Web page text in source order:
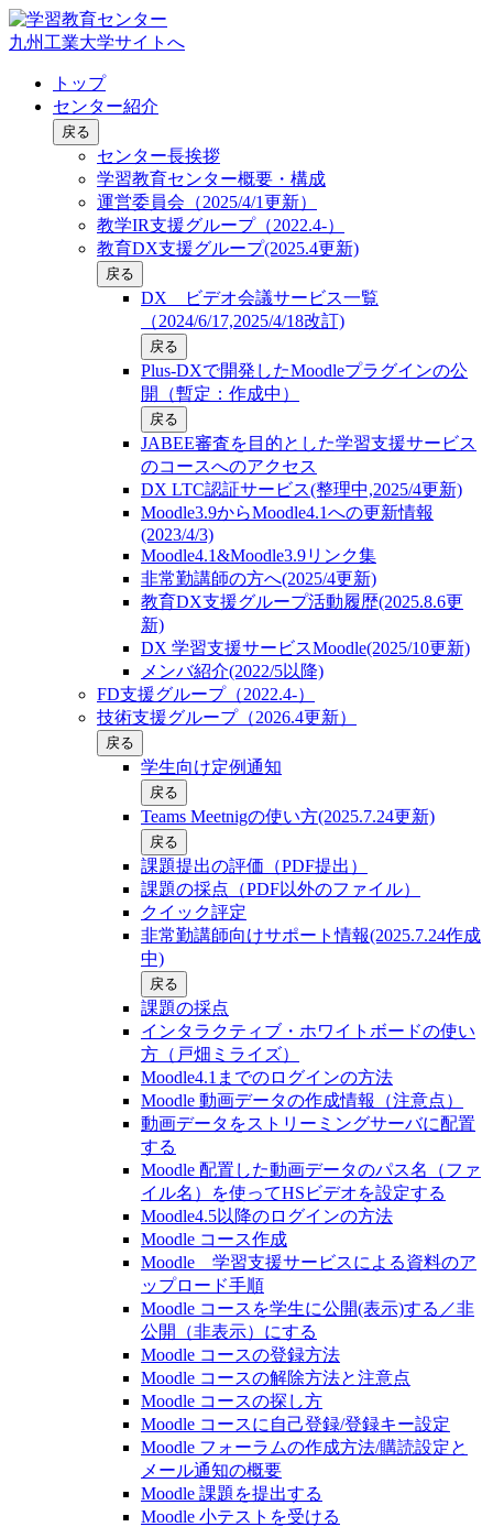
九州工業大学サイトへ
トップ
センター紹介
戻る
センター長挨拶
学習教育センター概要・構成
運営委員会（2025/4/1更新）
教学IR支援グループ（2022.4-）
教育DX支援グループ(2025.4更新)
戻る
DX ビデオ会議サービス一覧
（2024/6/17,2025/4/18改訂)
戻る
Plus-DXで開発したMoodleプラグインの公
開（暫定：作成中）
戻る
JABEE審査を目的とした学習支援サービス
のコースへのアクセス
DX LTC認証サービス(整理中,2025/4更新)
Moodle3.9からMoodle4.1への更新情報
(2023/4/3)
Moodle4.1&Moodle3.9リンク集
非常勤講師の方へ(2025/4更新)
教育DX支援グループ活動履歴(2025.8.6更
新)
DX 学習支援サービスMoodle(2025/10更新)
メンバ紹介(2022/5以降)
FD支援グループ（2022.4-）
技術支援グループ（2026.4更新）
戻る
学生向け定例通知
戻る
Teams Meetnigの使い方(2025.7.24更新)
戻る
課題提出の評価（PDF提出）
課題の採点（PDF以外のファイル）
クイック評定
非常勤講師向けサポート情報(2025.7.24作成
中)
戻る
課題の採点
インタラクティブ・ホワイトボードの使い
方（戸畑ミライズ）
Moodle4.1までのログインの方法
Moodle 動画データの作成情報（注意点）
動画データをストリーミングサーバに配置
する
Moodle 配置した動画データのパス名（ファ
イル名）を使ってHSビデオを設定する
Moodle4.5以降のログインの方法
Moodle コース作成
Moodle 学習支援サービスによる資料のア
ップロード手順
Moodle コースを学生に公開(表示)する／非
公開（非表示）にする
Moodle コースの登録⽅法
Moodle コースの解除方法と注意点
Moodle コースの探し⽅
Moodle コースに自己登録/登録キー設定
Moodle フォーラムの作成方法/購読設定と
メール通知の概要
Moodle 課題を提出する
Moodle 小テストを受ける